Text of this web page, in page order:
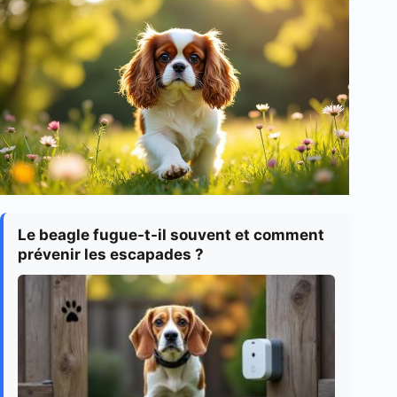
Le beagle fugue-t-il souvent et comment
prévenir les escapades ?